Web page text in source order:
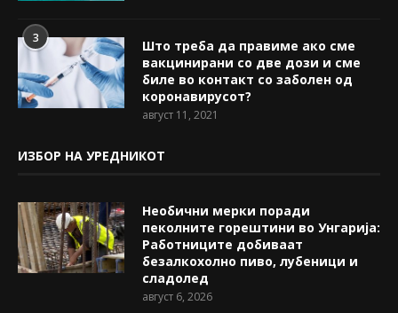
3
Што треба да правиме ако сме
вакцинирани со две дози и сме
биле во контакт со заболен од
коронавирусот?
август 11, 2021
ИЗБОР НА УРЕДНИКОТ
Необични мерки поради
пеколните горештини во Унгарија:
Работниците добиваат
безалкохолно пиво, лубеници и
сладолед
август 6, 2026